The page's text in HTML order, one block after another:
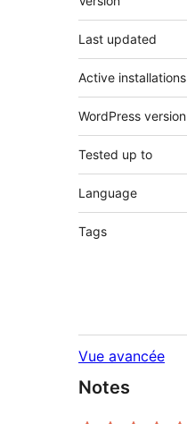
Last updated
Active installations
WordPress version
Tested up to
Language
Tags
Vue avancée
Notes